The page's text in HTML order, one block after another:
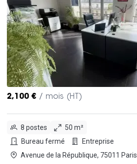
2,100 € / mois (HT)
8 postes
50 m²
Bureau fermé
Entreprise
Avenue de la République, 75011 Paris